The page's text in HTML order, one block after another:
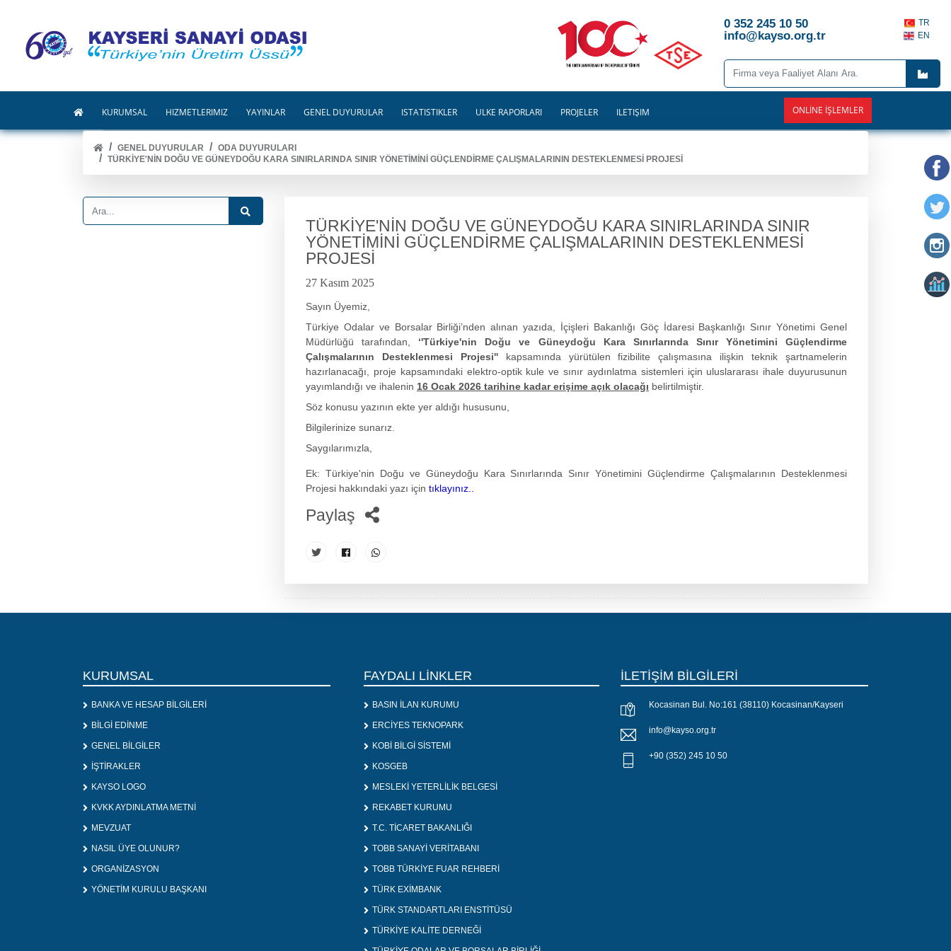
0 352 245 10 50
info@kayso.org.tr
TR
EN
KURUMSAL HİZMETLERİMİZ YAYINLAR GENEL DUYURULAR İSTATİSTİKLER ÜLKE RAPORLARI PROJELER İLETİŞİM ONLINE İŞLEMLER
GENEL DUYURULAR
ODA DUYURULARI
TÜRKİYE'NİN DOĞU VE GÜNEYDOĞU KARA SINIRLARINDA SINIR YÖNETİMİNİ GÜÇLENDİRME ÇALIŞMALARININ DESTEKLENMESİ PROJESİ
TÜRKİYE'NİN DOĞU VE GÜNEYDOĞU KARA SINIRLARINDA SINIR
YÖNETİMİNİ GÜÇLENDİRME ÇALIŞMALARININ DESTEKLENMESİ
PROJESİ
27 Kasım 2025
Sayın Üyemiz,
Türkiye Odalar ve Borsalar Birliği’nden alınan yazıda, İçişleri Bakanlığı Göç İdaresi Başkanlığı Sınır Yönetimi Genel
Müdürlüğü tarafından, ‘'Türkiye'nin Doğu ve Güneydoğu Kara Sınırlarında Sınır Yönetimini Güçlendirme
Çalışmalarının Desteklenmesi Projesi''kapsamında yürütülen fizibilite çalışmasına ilişkin teknik şartnamelerin
hazırlanacağı, proje kapsamındaki elektro-optik kule ve sınır aydınlatma sistemleri için uluslararası ihale duyurusunun
yayımlandığı ve ihalenin 16 Ocak 2026 tarihine kadar erişime açık olacağı belirtilmiştir.
Söz konusu yazının ekte yer aldığı hususunu,
Bilgilerinize sunarız.
Saygılarımızla,
Ek: Türkiye'nin Doğu ve Güneydoğu Kara Sınırlarında Sınır Yönetimini Güçlendirme Çalışmalarının Desteklenmesi
Projesi hakkındaki yazı için tıklayınız..
Paylaş
KURUMSAL
BANKA VE HESAP BİLGİLERİ
BİLGİ EDİNME
GENEL BİLGİLER
İŞTİRAKLER
KAYSO LOGO
KVKK AYDINLATMA METNİ
MEVZUAT
NASIL ÜYE OLUNUR?
ORGANİZASYON
YÖNETİM KURULU BAŞKANI
FAYDALI LİNKLER
BASIN İLAN KURUMU
ERCİYES TEKNOPARK
KOBİ BİLGİ SİSTEMİ
KOSGEB
MESLEKİ YETERLİLİK BELGESİ
REKABET KURUMU
T.C. TİCARET BAKANLIĞI
TOBB SANAYİ VERİTABANI
TOBB TÜRKİYE FUAR REHBERİ
TÜRK EXİMBANK
TÜRK STANDARTLARI ENSTİTÜSÜ
TÜRKİYE KALİTE DERNEĞİ
İLETİŞİM BİLGİLERİ
Kocasinan Bul. No:161 (38110) Kocasinan/Kayseri
info@kayso.org.tr
+90 (352) 245 10 50